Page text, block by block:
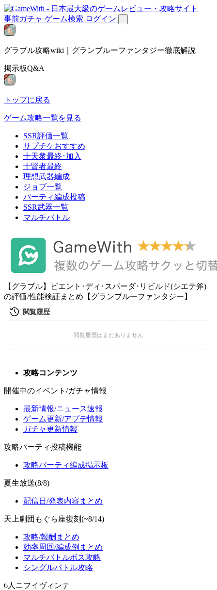
事前ガチャ ゲーム検索 ログイン
グラブル攻略wiki｜グランブルーファンタジー徹底解説
掲示板Q&A
トップに戻る
ゲーム攻略一覧を見る
SSR評価一覧
サプチケおすすめ
十天衆最終･加入
十賢者最終
理想武器編成
ジョブ一覧
パーティ編成投稿
SSR武器一覧
マルチバトル
【グラブル】ビエント･ディ･スパーダ･リビルド(シエテ斧)
の評価/性能検証まとめ【グランブルーファンタジー】
攻略コンテンツ
開催中のイベント/ガチャ情報
最新情報/ニュース速報
ゲーム更新/アプデ情報
ガチャ更新情報
攻略パーティ投稿機能
攻略パーティ編成掲示板
夏生放送(8/8)
配信日/発表内容まとめ
天上劇団もぐら座復刻(~8/14)
攻略/報酬まとめ
効率周回/編成例まとめ
マルチバトルボス攻略
シングルバトル攻略
6人ニフイヴィンテ